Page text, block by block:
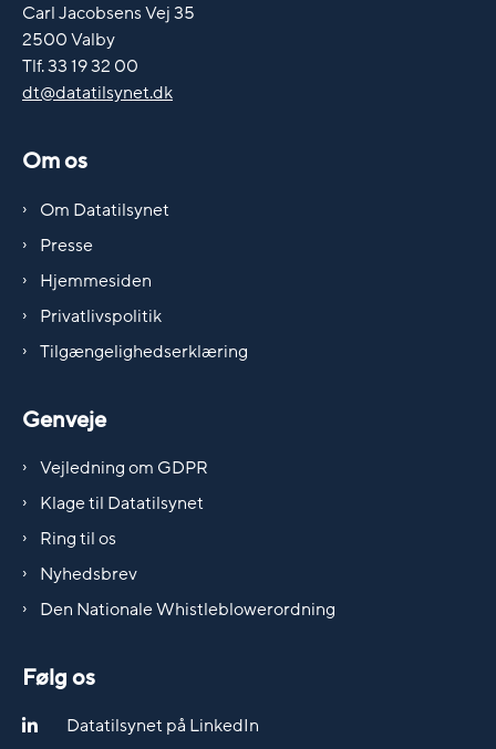
Carl Jacobsens Vej 35
2500 Valby
Tlf. 33 19 32 00
dt@datatilsynet.dk
Om os
Om Datatilsynet
Presse
Hjemmesiden
Privatlivspolitik
Tilgængelighedserklæring
Genveje
Vejledning om GDPR
Klage til Datatilsynet
Ring til os
Nyhedsbrev
Den Nationale Whistleblowerordning
Følg os
Datatilsynet på LinkedIn